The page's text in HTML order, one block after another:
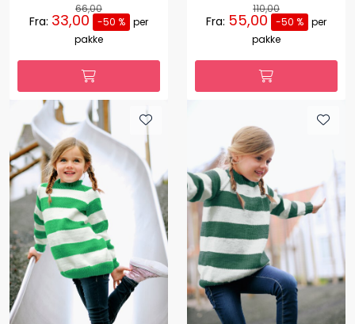
66,00
Fra: 33,00 -50 % per
pakke
110,00
Fra: 55,00 -50 % per
pakke